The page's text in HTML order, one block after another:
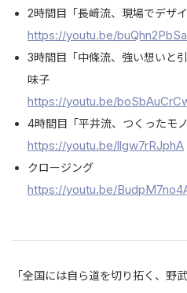
2時間目「長﨑流、現場でデザ
https://youtu.be/
3時間目「中條流、強い想いと
味子
https://youtu.be/
4時間目「平井流、つくったモ
https://youtu.be/llgw7rRJphA
クロージング
https://youtu.be/
「全国には自ら道を切り拓く、野